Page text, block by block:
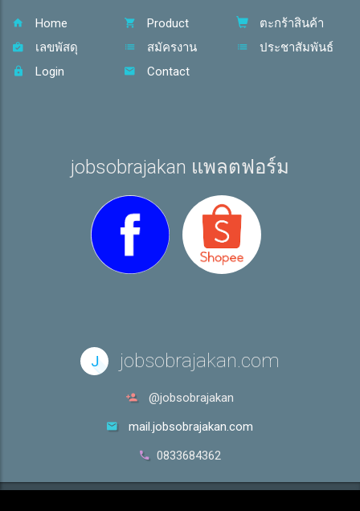
Home Product
ตะกร้าสินค้า
เลขพัสดุ
สมัครงาน
ประชาสัมพันธ์
Login
Contact
jobsobrajakan แพลตฟอร์ม
J jobsobrajakan.com
@jobsobrajakan
mail.jobsobrajakan.com
0833684362